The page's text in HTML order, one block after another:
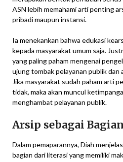
ASN lebih memahami arti penting
pribadi maupun instansi.
Ia menekankan bahwa edukasi
kepada masyarakat umum saja.
yang paling paham mengenai
ujung tombak pelayanan publik
Jika masyarakat sudah paham arti
tidak, maka akan muncul
menghambat pelayanan publik.
Arsip sebagai
Dalam pemaparannya, Diah
bagian dari literasi yang memiliki